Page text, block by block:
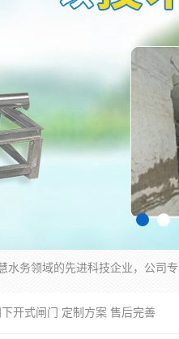
开式闸门 定制方案 售后完善